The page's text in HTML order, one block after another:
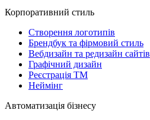
Корпоративний стиль
Створення логотипів
Брендбук та фірмовий стиль
Вебдизайн та редизайн сайтів
Графічний дизайн
Реєстрація ТМ
Неймінг
Автоматизація бізнесу